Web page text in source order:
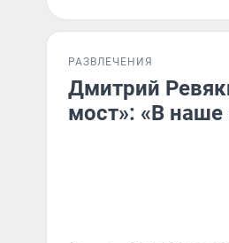
РАЗВЛЕЧЕНИЯ
Дмитрий
мост»: «В наше